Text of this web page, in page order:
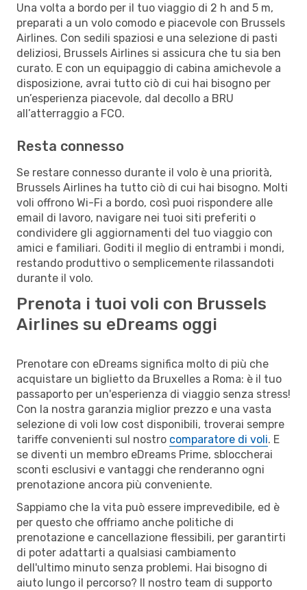
Una volta a bordo per il tuo viaggio di 2 h and 5 m,
preparati a un volo comodo e piacevole con Brussels
Airlines. Con sedili spaziosi e una selezione di pasti
deliziosi, Brussels Airlines si assicura che tu sia ben
curato. E con un equipaggio di cabina amichevole a
disposizione, avrai tutto ciò di cui hai bisogno per
un’esperienza piacevole, dal decollo a BRU
all’atterraggio a FCO.
Resta connesso
Se restare connesso durante il volo è una priorità,
Brussels Airlines ha tutto ciò di cui hai bisogno. Molti
voli offrono Wi-Fi a bordo, così puoi rispondere alle
email di lavoro, navigare nei tuoi siti preferiti o
condividere gli aggiornamenti del tuo viaggio con
amici e familiari. Goditi il meglio di entrambi i mondi,
restando produttivo o semplicemente rilassandoti
durante il volo.
Prenota i tuoi voli con Brussels
Airlines su eDreams oggi
Prenotare con eDreams significa molto di più che
acquistare un biglietto da Bruxelles a Roma: è il tuo
passaporto per un'esperienza di viaggio senza stress!
Con la nostra garanzia miglior prezzo e una vasta
selezione di voli low cost disponibili, troverai sempre
tariffe convenienti sul nostro comparatore di voli. E
se diventi un membro eDreams Prime, sbloccherai
sconti esclusivi e vantaggi che renderanno ogni
prenotazione ancora più conveniente.
Sappiamo che la vita può essere imprevedibile, ed è
per questo che offriamo anche politiche di
prenotazione e cancellazione flessibili, per garantirti
di poter adattarti a qualsiasi cambiamento
dell'ultimo minuto senza problemi. Hai bisogno di
aiuto lungo il percorso? Il nostro team di supporto